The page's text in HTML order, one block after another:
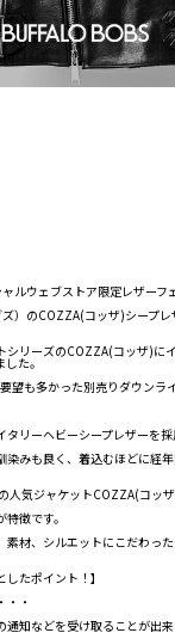
ルウェブストア限定レザーフ
）のCOZZA(コッザ)シープ
シリーズのCOZZA(コッザ)に
た。
望も多かった別売りダウンラ
リーヘビーシープレザーを採
みも良く、着込むほどに経
人気ジャケットCOZZA(コッ
徴です。
材、シルエットにこだわっ
たポイント！】
・
知などを受け取ることが出来